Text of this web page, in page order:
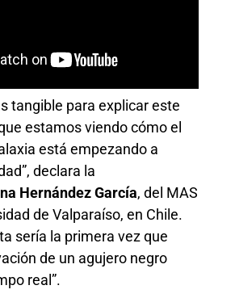
tangible para explicar este
estamos viendo cómo el
está empezando a
declara la
Hernández García, del MAS
de Valparaíso, en Chile.
sería la primera vez que
de un agujero negro
real”.